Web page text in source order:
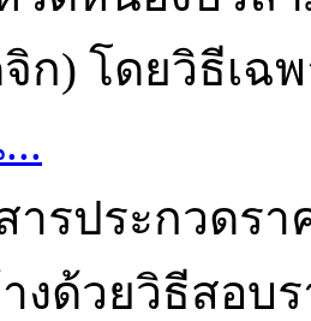
ก) โดยวิธีเฉพ
ารประกวดรา
งด้วยวิธีสอบ